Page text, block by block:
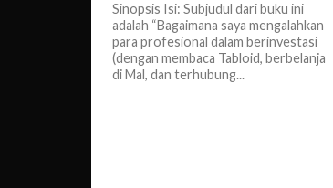
Sinopsis Isi: Subjudul dari buku ini
adalah “Bagaimana saya mengalahkan
para profesional dalam berinvestasi
(dengan membaca Tabloid, berbelanja
di Mal, dan terhubung...